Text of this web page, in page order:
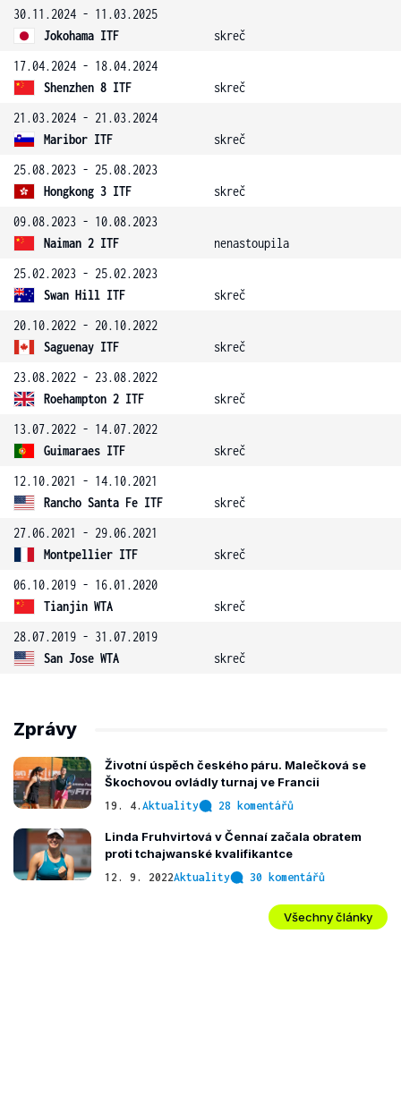
30.11.2024 - 11.03.2025
Jokohama ITF
skreč
17.04.2024 - 18.04.2024
Shenzhen 8 ITF
skreč
21.03.2024 - 21.03.2024
Maribor ITF
skreč
25.08.2023 - 25.08.2023
Hongkong 3 ITF
skreč
09.08.2023 - 10.08.2023
Naiman 2 ITF
nenastoupila
25.02.2023 - 25.02.2023
Swan Hill ITF
skreč
20.10.2022 - 20.10.2022
Saguenay ITF
skreč
23.08.2022 - 23.08.2022
Roehampton 2 ITF
skreč
13.07.2022 - 14.07.2022
Guimaraes ITF
skreč
12.10.2021 - 14.10.2021
Rancho Santa Fe ITF
skreč
27.06.2021 - 29.06.2021
Montpellier ITF
skreč
06.10.2019 - 16.01.2020
Tianjin WTA
skreč
28.07.2019 - 31.07.2019
San Jose WTA
skreč
Zprávy
Životní úspěch českého páru. Malečková se
Škochovou ovládly turnaj ve Francii
19. 4. Aktuality 28 komentářů
Linda Fruhvirtová v Čennaí začala obratem
proti tchajwanské kvalifikantce
12. 9. 2022Aktuality 30 komentářů
Všechny články